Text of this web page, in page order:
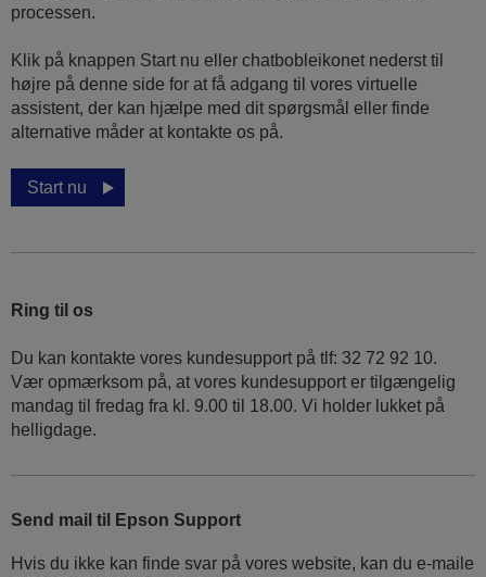
processen.
Klik på knappen Start nu eller chatbobleikonet nederst til
højre på denne side for at få adgang til vores virtuelle
assistent, der kan hjælpe med dit spørgsmål eller finde
alternative måder at kontakte os på.
Start nu
Ring til os
Du kan kontakte vores kundesupport på tlf: 32 72 92 10.
Vær opmærksom på, at vores kundesupport er tilgængelig
mandag til fredag ​​fra kl. 9.00 til 18.00. Vi holder lukket på
helligdage.
Send mail til Epson Support
Hvis du ikke kan finde svar på vores website, kan du e-maile